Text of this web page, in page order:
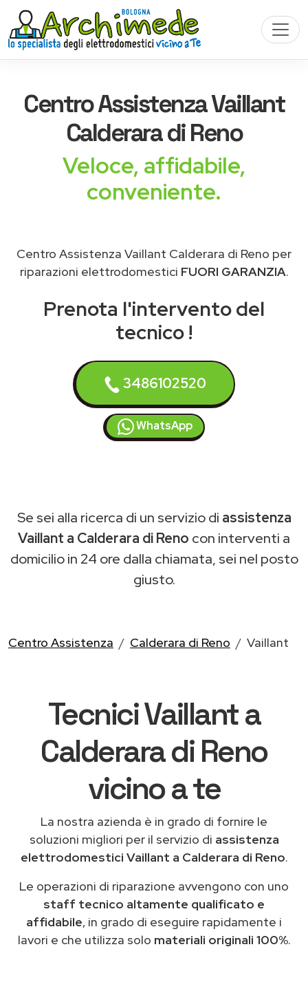
Centro AssistenzaVaillant
Calderara di Reno
Veloce, affidabile,
conveniente.
Centro Assistenza Vaillant Calderara di Reno per
riparazioni elettrodomestici FUORI GARANZIA.
Prenota l'intervento del
tecnico !
3486102520
WhatsApp
Se sei alla ricerca di un servizio di assistenza
Vaillant a Calderara di Reno con interventi a
domicilio in 24 ore dalla chiamata, sei nel posto
giusto.
Centro Assistenza Calderara di Reno Vaillant
Tecnici Vaillant a
Calderara di Reno
vicino a te
La nostra azienda è in grado di fornire le
soluzioni migliori per il servizio di assistenza
elettrodomestici Vaillant a Calderara di Reno.
Le operazioni di riparazione avvengono con uno
staff tecnico altamente qualificato e
affidabile, in grado di eseguire rapidamente i
lavori e che utilizza solo materiali originali 100%.